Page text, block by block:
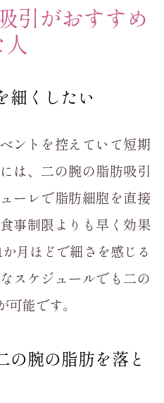
引がおすすめ
人
細くしたい
ントを控えていて短期
は、二の腕の脂肪吸引
ーレで脂肪細胞を直接
事制限よりも早く効果
月ほどで細さを感じる
スケジュールでも二の
能です。
の腕の脂肪を落と